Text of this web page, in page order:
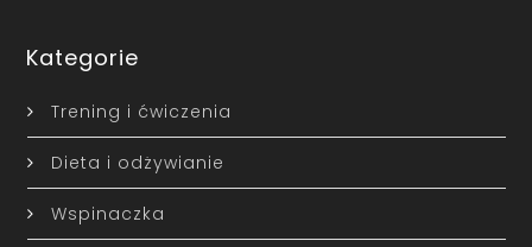
Kategorie
Trening i ćwiczenia
Dieta i odżywianie
Wspinaczka